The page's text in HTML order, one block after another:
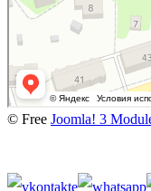
© Free Joomla! 3